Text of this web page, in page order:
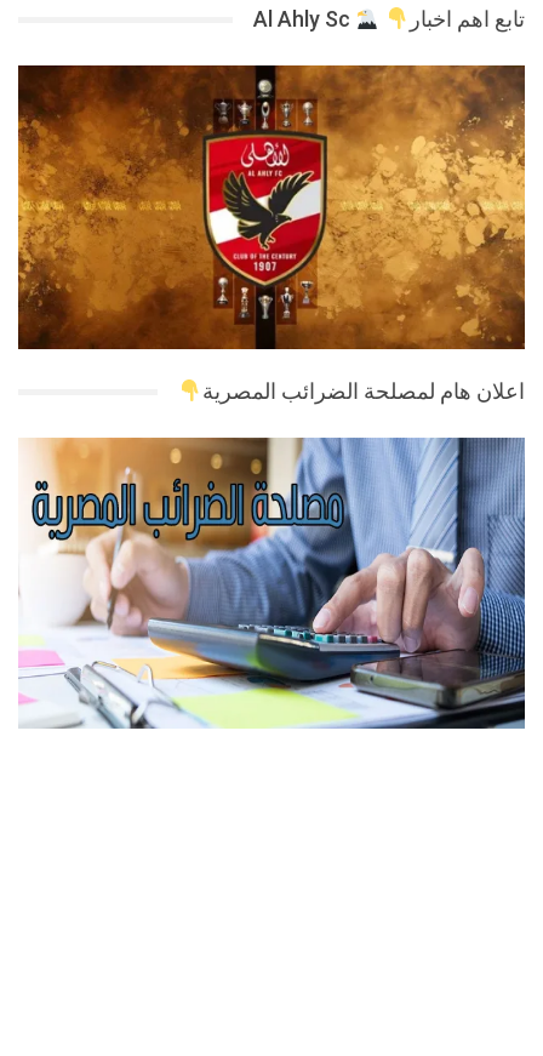
تابع اهم اخبار
اعلان هام لمصلحة الضرائب المصرية